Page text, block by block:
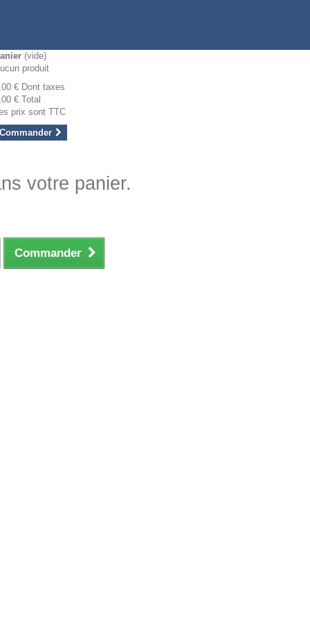
(vide)
produit
€ Dont taxes
€ Total
prix sont TTC
Commander
votre panier.
Commander